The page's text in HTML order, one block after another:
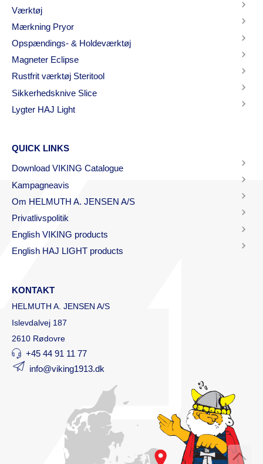
Værktøj
Mærkning Pryor
Opspændings- & Holdeværktøj
Magneter Eclipse
Rustfrit værktøj Steritool
Sikkerhedsknive Slice
Lygter HAJ Light
QUICK LINKS
Download VIKING Catalogue
Kampagneavis
Om HELMUTH A. JENSEN A/S
Privatlivspolitik
English VIKING products
English HAJ LIGHT products
KONTAKT
HELMUTH A. JENSEN A/S
Islevdalvej 187
2610 Rødovre
+45 44 91 11 77
info@viking1913.dk